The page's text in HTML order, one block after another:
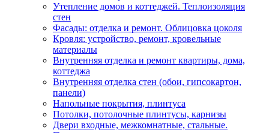
Утепление домов и коттеджей. Теплоизоляция
стен
Фасады: отделка и ремонт. Облицовка цоколя
Кровля: устройство, ремонт, кровельные
материалы
Внутренняя отделка и ремонт квартиры, дома,
коттеджа
Внутренняя отделка стен (обои, гипсокартон,
панели)
Напольные покрытия, плинтуса
Потолки, потолочные плинтусы, карнизы
Двери входные, межкомнатные, стальные.